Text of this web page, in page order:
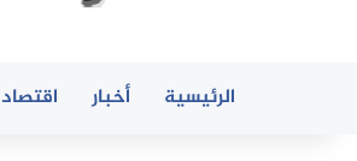
الرئيسية أخبار اقتصاد